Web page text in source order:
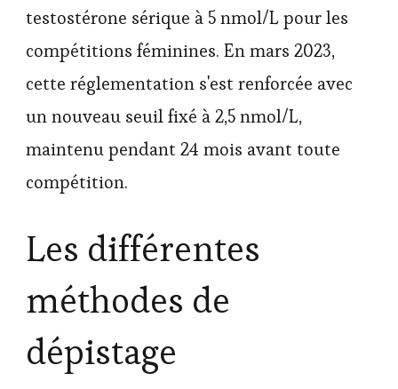
testostérone sérique à 5 nmol/L pour les
compétitions féminines. En mars 2023,
cette réglementation s'est renforcée avec
un nouveau seuil fixé à 2,5 nmol/L,
maintenu pendant 24 mois avant toute
compétition.
Les différentes
méthodes de
dépistage